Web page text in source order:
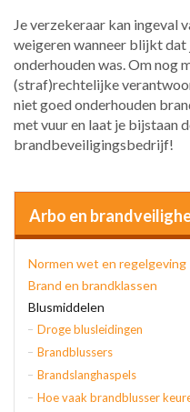
Je verzekeraar kan ingeval
weigeren wanneer blijkt
onderhouden was. Om nog
(straf)rechtelijke
niet goed onderhouden
met vuur en laat je bijstaan
brandbeveiligingsbedrijf!
Arbo en
Normen wet en regelgeving
Brand en brandklassen
Blusmiddelen
Droge blusleidingen
Brandblussers
Brandslanghaspels
Hoe vaak brandblusser